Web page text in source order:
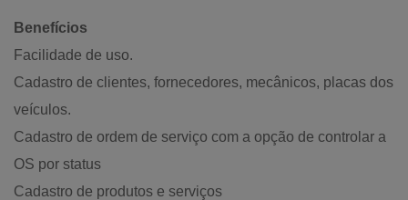
Benefícios
Facilidade de uso.
Cadastro de clientes, fornecedores, mecânicos, placas dos
veículos.
Cadastro de ordem de serviço com a opção de controlar a
OS por status
Cadastro de produtos e serviços